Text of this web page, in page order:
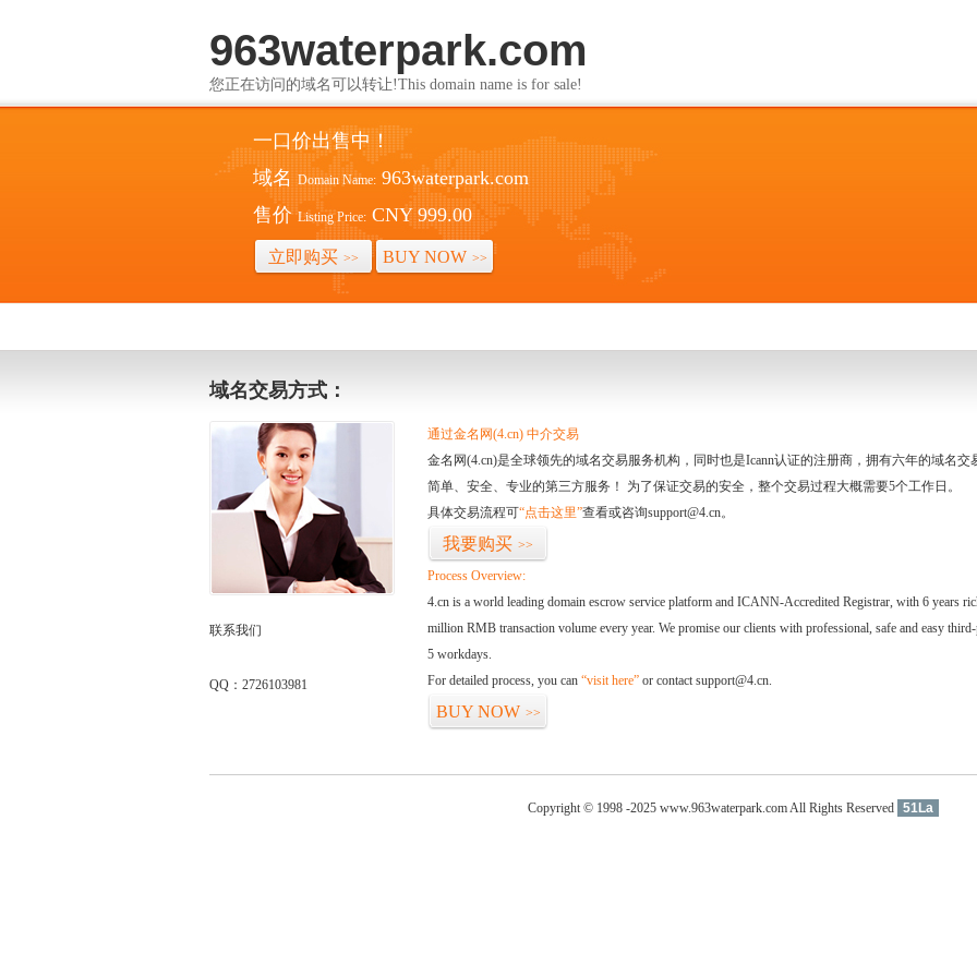
963waterpark.com
您正在访问的域名可以转让!This domain name is for sale!
一口价出售中！
域名 Domain Name: 963waterpark.com
售价 Listing Price: CNY 999.00
立即购买 >> BUY NOW >>
域名交易方式：
联系我们
QQ：2726103981
通过金名网(4.cn) 中介交易
金名网(4.cn)是全球领先的域名交易服务机构，同时也是Icann认证的注册商，拥有六年的域名
简单、安全、专业的第三方服务！ 为了保证交易的安全，整个交易过程大概需要5个工作日。
具体交易流程可“点击这里”查看或咨询support@4.cn。
我要购买 >>
Process Overview:
4.cn is a world leading domain escrow service platform and ICANN-Accredited Registrar, with 6 years
million RMB transaction volume every year. We promise our clients with professional, safe and easy
5 workdays.
For detailed process, you can “visit here” or contact support@4.cn.
BUY NOW >>
Copyright © 1998 -2025 www.963waterpark.com All Rights Reserved 51La